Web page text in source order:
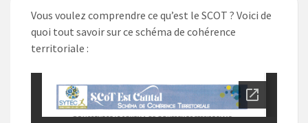
Vous voulez comprendre ce qu’est le SCOT ? Voici de
quoi tout savoir sur ce schéma de cohérence
territoriale :